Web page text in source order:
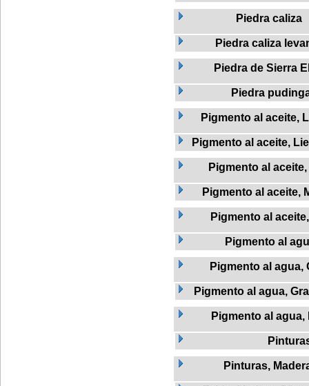
Piedra caliza
Piedra caliza
Piedra de Sierra
Piedra
Pigmento al aceite,
Pigmento al aceite,
Pigmento al
Pigmento al aceite,
Pigmento al
Pigmento al
Pigmento al agua,
Pigmento al agua,
Pigmento al agua,
Pinturas,